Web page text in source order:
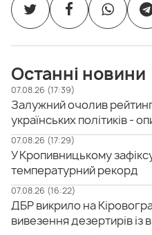
Останні новини
07.08.26 (17:39)
Залужний очолив
українських політиків -
07.08.26 (17:29)
У Кропивницькому
температурний рекорд
07.08.26 (16:22)
ДБР викрило на
вивезення дезертирів із